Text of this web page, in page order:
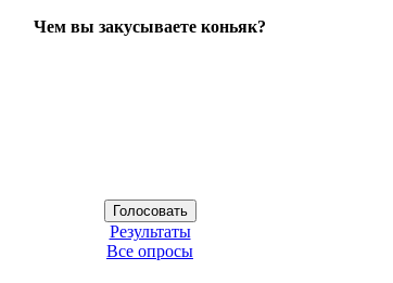
Чем вы закусываете коньяк?
Результаты
Все опросы